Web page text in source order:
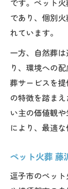
です。ペット
であり、個別
れています。
一方、自然葬
り、環境への
葬サービスを
の特徴を踏ま
い主の価値観
により、最適
ペット火葬 藤
逗子市のペッ